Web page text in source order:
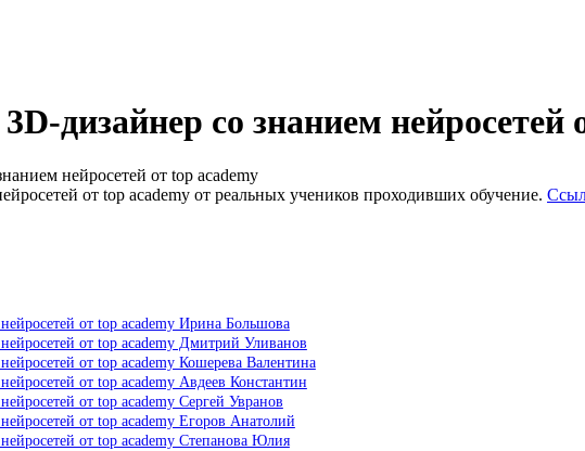
дизайнер со знанием нейросетей
нейросетей от top academy
от top academy от реальных учеников проходивших обучение.
от top academy Ирина Большова
от top academy Дмитрий Уливанов
от top academy Кошерева Валентина
от top academy Авдеев Константин
от top academy Сергей Увранов
от top academy Егоров Анатолий
от top academy Степанова Юлия